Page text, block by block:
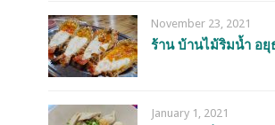
November 23, 2021
ร้าน บ้านไม้ริมน้ำ อยุ
January 1, 2021